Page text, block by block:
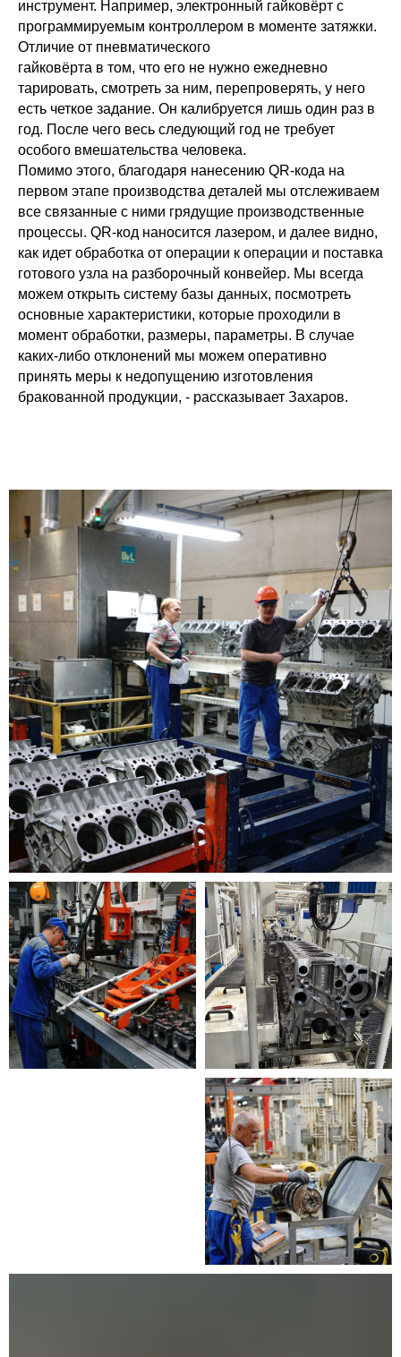
инструмент. Например, электронный гайковёрт с
программируемым контроллером в моменте затяжки.
Отличие от пневматического
гайковёрта в том, что его не нужно ежедневно
тарировать, смотреть за ним, перепроверять, у него
есть четкое задание. Он калибруется лишь один раз в
год. После чего весь следующий год не требует
особого вмешательства человека.
Помимо этого, благодаря нанесению QR-кода на
первом этапе производства деталей мы отслеживаем
все связанные с ними грядущие производственные
процессы. QR-код наносится лазером, и далее видно,
как идет обработка от операции к операции и поставка
готового узла на разборочный конвейер. Мы всегда
можем открыть систему базы данных, посмотреть
основные характеристики, которые проходили в
момент обработки, размеры, параметры. В случае
каких-либо отклонений мы можем оперативно
принять меры к недопущению изготовления
бракованной продукции, - рассказывает Захаров.